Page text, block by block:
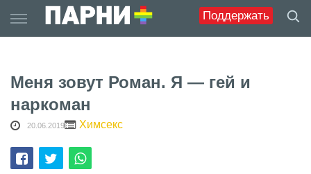
Поддержать
to
Меня зовут Роман. Я — гей и
наркоман
20.06.2019 Химсекс